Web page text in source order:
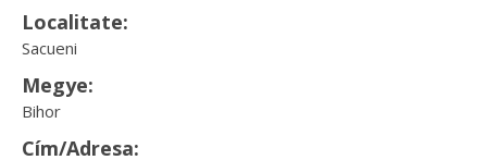
Localitate:
Sacueni
Megye:
Bihor
Cím/Adresa: